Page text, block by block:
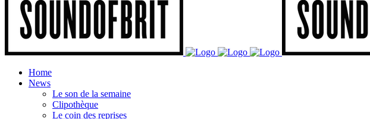
Home
News
Le son de la semaine
Clipothèque
Le coin des reprises